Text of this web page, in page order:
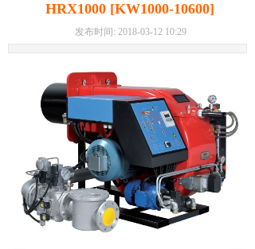
HRX1000 [KW1000-10600]
发布时间: 2018-03-12 10:29